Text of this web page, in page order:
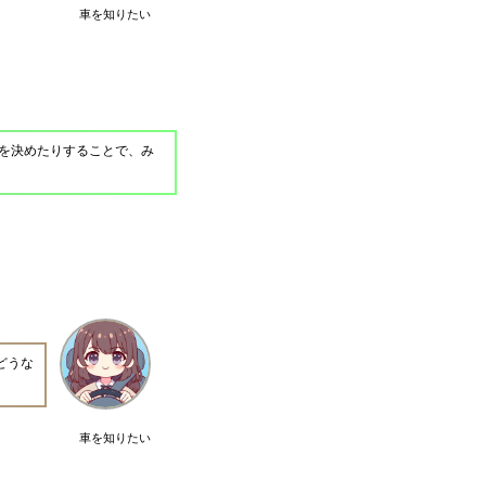
車を知りたい
決めたりすることで、み
車を知りたい
うな